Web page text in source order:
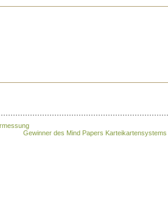
Gewinner des Mind Papers Karteikartensystems